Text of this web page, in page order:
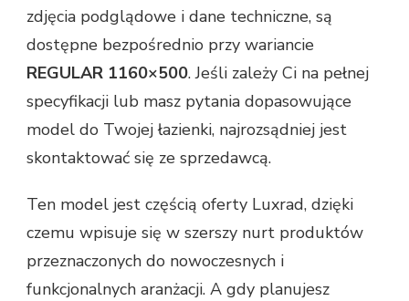
zdjęcia podglądowe i dane techniczne, są
dostępne bezpośrednio przy wariancie
REGULAR 1160×500. Jeśli zależy Ci na pełnej
specyfikacji lub masz pytania dopasowujące
model do Twojej łazienki, najrozsądniej jest
skontaktować się ze sprzedawcą.
Ten model jest częścią oferty Luxrad, dzięki
czemu wpisuje się w szerszy nurt produktów
przeznaczonych do nowoczesnych i
funkcjonalnych aranżacji. A gdy planujesz